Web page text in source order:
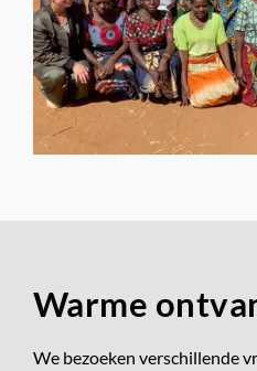
Warme
We bezoeken verschillende